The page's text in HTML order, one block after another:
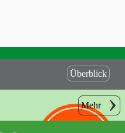
Überblick
Mehr